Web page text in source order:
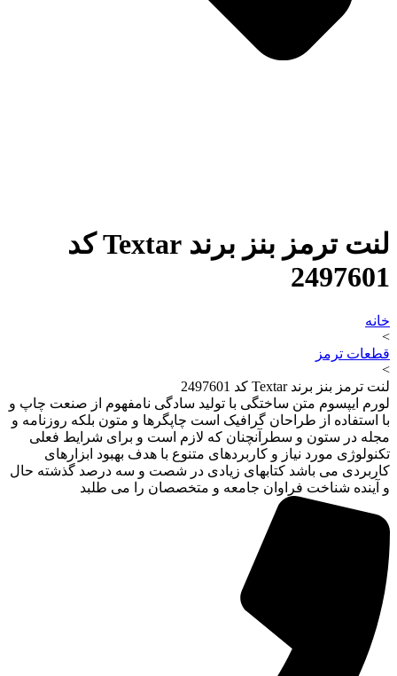
لنت ترمز بنز برند Textar کد
2497601
خانه
>
قطعات ترمز
>
لنت ترمز بنز برند Textar کد 2497601
لورم ایپسوم متن ساختگی با تولید سادگی نامفهوم از صنعت چاپ و
با استفاده از طراحان گرافیک است چاپگرها و متون بلکه روزنامه و
مجله در ستون و سطرآنچنان که لازم است و برای شرایط فعلی
تکنولوژی مورد نیاز و کاربردهای متنوع با هدف بهبود ابزارهای
کاربردی می باشد کتابهای زیادی در شصت و سه درصد گذشته حال
و آینده شناخت فراوان جامعه و متخصصان را می طلبد